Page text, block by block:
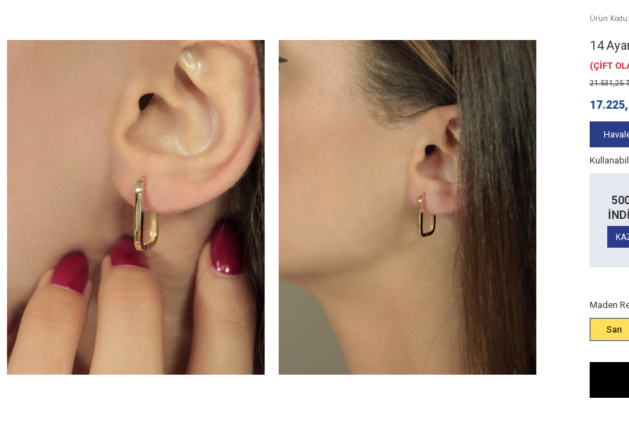
Ürün Kodu
14
(ÇİFT
21.531,25
200 TL
İNDİRİM
10.000 TL
İndirim:
Maden
Sarı